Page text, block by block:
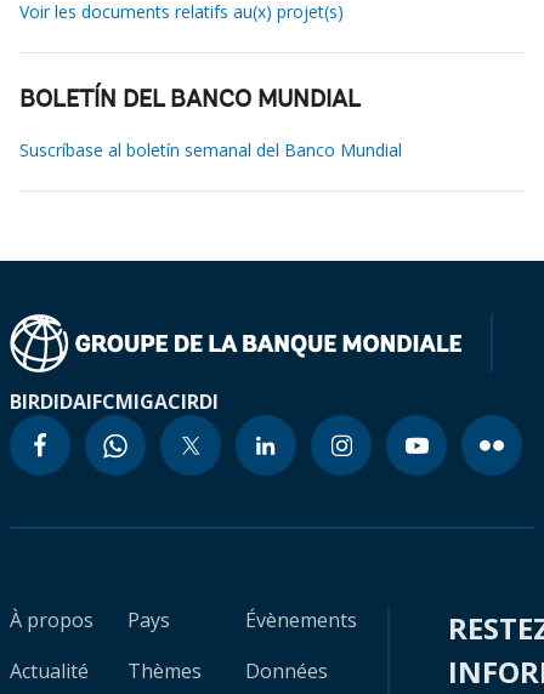
Voir les documents relatifs au(x) projet(s)
BOLETÍN DEL BANCO MUNDIAL
Suscríbase al boletín semanal del Banco Mundial
BIRDIDAIFCMIGACIRDI
À propos
Actualité
Pays
Thèmes
Évènements
Données